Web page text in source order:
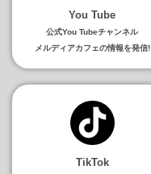
You Tube
公式You Tubeチャンネル
メルディアカフェの情報を発信!
TikTok